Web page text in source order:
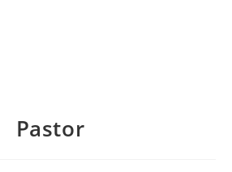
Pastor